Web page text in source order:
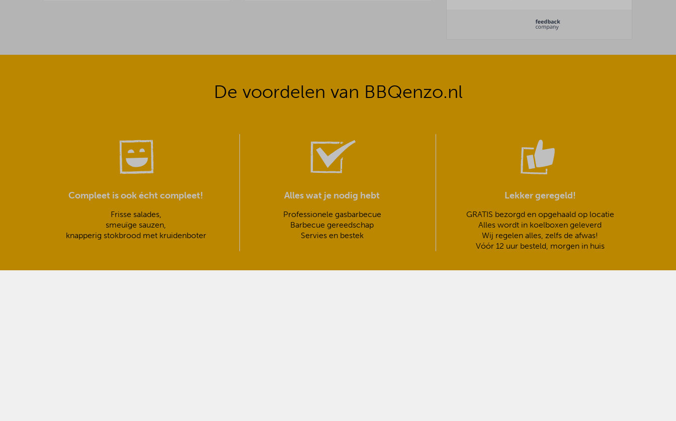
De voordelen van BBQenzo.nl
Compleet is ook écht compleet!
Frisse salades,
smeuïge sauzen,
knapperig stokbrood met kruidenboter
Alles wat je nodig hebt
Professionele gasbarbecue
Barbecue gereedschap
Servies en bestek
Lekker geregeld!
GRATIS bezorgd en opgehaald op locatie
Alles wordt in koelboxen geleverd
Wij regelen alles, zelfs de afwas!
Vóór 12 uur besteld, morgen in huis